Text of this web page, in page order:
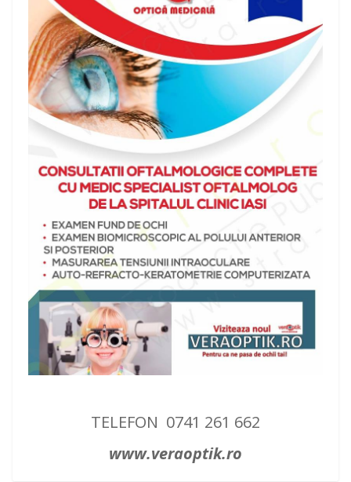
TELEFON 0741 261 662
www.veraoptik.ro